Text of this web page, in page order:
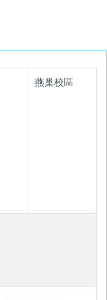
燕巢校區